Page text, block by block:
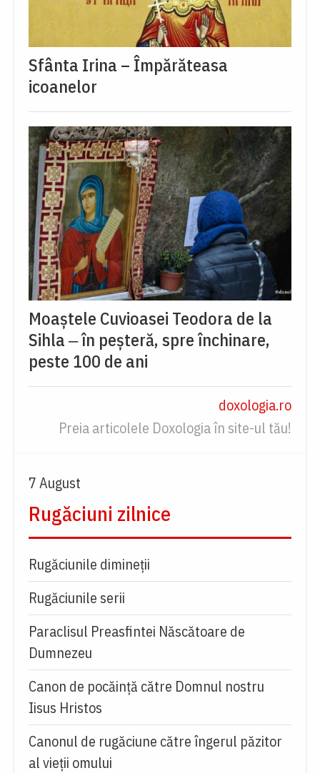
Sfânta Irina – Împărăteasa
icoanelor
Moaștele Cuvioasei Teodora de la
Sihla ‒ în peșteră, spre închinare,
peste 100 de ani
doxologia.ro
Preia articolele Doxologia în site-ul tău!
7 August
Rugăciuni zilnice
Rugăciunile dimineții
Rugăciunile serii
Paraclisul Preasfintei Născătoare de
Dumnezeu
Canon de pocăință către Domnul nostru
Iisus Hristos
Canonul de rugăciune către îngerul păzitor
al vieții omului